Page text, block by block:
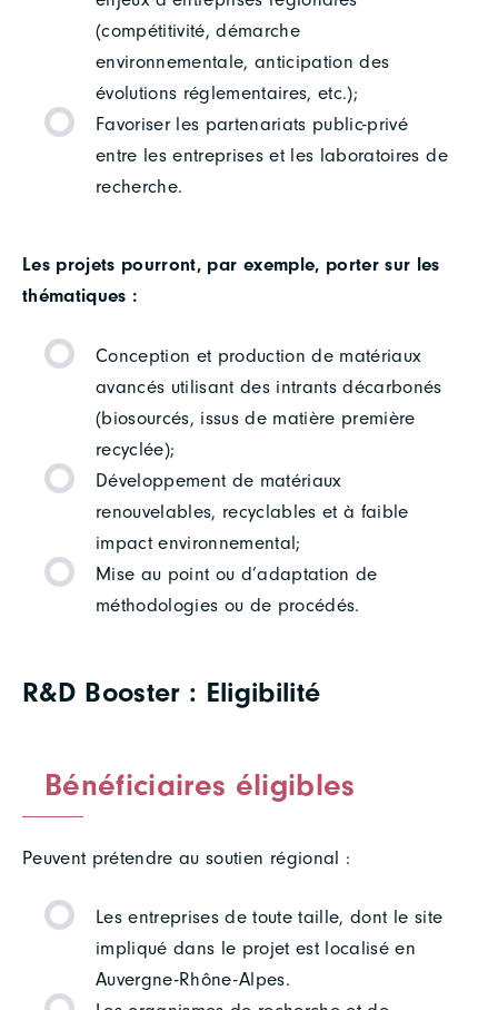
(compétitivité, démarche
environnementale, anticipation des
évolutions réglementaires, etc.);
Favoriser les partenariats public-privé
entre les entreprises et les laboratoires de
recherche.
Les projets pourront, par exemple, porter sur les
thématiques :
Conception et production de matériaux
avancés utilisant des intrants décarbonés
(biosourcés, issus de matière première
recyclée);
Développement de matériaux
renouvelables, recyclables et à faible
impact environnemental;
Mise au point ou d’adaptation de
méthodologies ou de procédés.
R&D Booster : Eligibilité
Bénéficiaires éligibles
Peuvent prétendre au soutien régional :
Les entreprises de toute taille, dont le site
impliqué dans le projet est localisé en
Auvergne-Rhône-Alpes.